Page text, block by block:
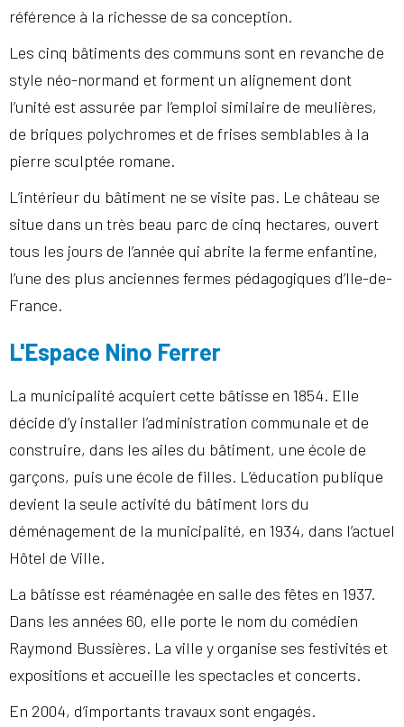
référence à la richesse de sa conception.
Les cinq bâtiments des communs sont en revanche de
style néo-normand et forment un alignement dont
l’unité est assurée par l’emploi similaire de meulières,
de briques polychromes et de frises semblables à la
pierre sculptée romane.
L’intérieur du bâtiment ne se visite pas. Le château se
situe dans un très beau parc de cinq hectares, ouvert
tous les jours de l’année qui abrite la ferme enfantine,
l’une des plus anciennes fermes pédagogiques d’Ile-de-
France.
L'Espace Nino Ferrer
La municipalité acquiert cette bâtisse en 1854. Elle
décide d’y installer l’administration communale et de
construire, dans les ailes du bâtiment, une école de
garçons, puis une école de filles. L’éducation publique
devient la seule activité du bâtiment lors du
déménagement de la municipalité, en 1934, dans l’actuel
Hôtel de Ville.
La bâtisse est réaménagée en salle des fêtes en 1937.
Dans les années 60, elle porte le nom du comédien
Raymond Bussières. La ville y organise ses festivités et
expositions et accueille les spectacles et concerts.
En 2004, d’importants travaux sont engagés.